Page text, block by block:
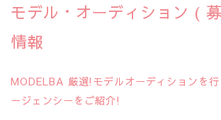
モデル・オーディション (
情報
MODELBA 厳選!モデルオーディションを
ージェンシーをご紹介!